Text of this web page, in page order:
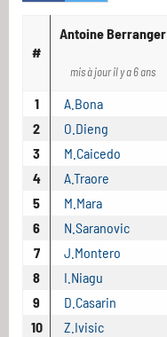
#
Antoine Berranger
mis à jour il y a 6 ans
1
A.Bona
2
O.Dieng
3
M.Caicedo
4
A.Traore
5
M.Mara
6
N.Saranovic
7
J.Montero
8
I.Niagu
9
D.Casarin
10
Z.Ivisic